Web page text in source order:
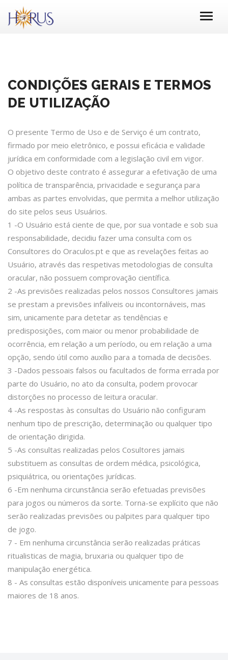
CONDIÇÕES GERAIS E TERMOS
DE UTILIZAÇÃO
O presente Termo de Uso e de Serviço é um contrato,
firmado por meio eletrônico, e possui eficácia e validade
jurídica em conformidade com a legislação civil em vigor.
O objetivo deste contrato é assegurar a efetivação de uma
política de transparência, privacidade e segurança para
ambas as partes envolvidas, que permita a melhor utilização
do site pelos seus Usuários.
1 -O Usuário está ciente de que, por sua vontade e sob sua
responsabilidade, decidiu fazer uma consulta com os
Consultores do Oraculos.pt e que as revelações feitas ao
Usuário, através das respetivas metodologias de consulta
oracular, não possuem comprovação científica.
2 -As previsões realizadas pelos nossos Consultores jamais
se prestam a previsões infalíveis ou incontornáveis, mas
sim, unicamente para detetar as tendências e
predisposições, com maior ou menor probabilidade de
ocorrência, em relação a um período, ou em relação a uma
opção, sendo útil como auxílio para a tomada de decisões.
3 -Dados pessoais falsos ou facultados de forma errada por
parte do Usuário, no ato da consulta, podem provocar
distorções no processo de leitura oracular.
4 -As respostas às consultas do Usuário não configuram
nenhum tipo de prescrição, determinação ou qualquer tipo
de orientação dirigida.
5 -As consultas realizadas pelos Cosultores jamais
substituem as consultas de ordem médica, psicológica,
psiquiátrica, ou orientações jurídicas.
6 -Em nenhuma circunstância serão efetuadas previsões
para jogos ou números da sorte. Torna-se explícito que não
serão realizadas previsões ou palpites para qualquer tipo
de jogo.
7 - Em nenhuma circunstância serão realizadas práticas
ritualisticas de magia, bruxaria ou qualquer tipo de
manipulação energética.
8 - As consultas estão disponíveis unicamente para pessoas
maiores de 18 anos.